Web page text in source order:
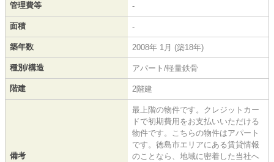
管理費等 -
面積 -
築年数 2008年 1月 (築18年)
種別/構造 アパート/軽量鉄骨
階建 2階建
備考
最上階の物件です。クレジットカー
ドで初期費用をお支払いいただける
物件です。こちらの物件はアパート
です。徳島市エリアにある賃貸情報
のことなら、地域に密着した当社へ